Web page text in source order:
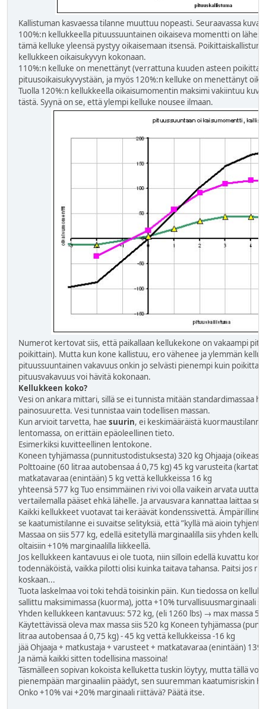
Kallistuman kasvaessa tilanne muuttuu nopeasti. Seuraavassa
100%:n kellukkeella pituussuuntainen oikaiseva momentti on lähes
tämä kelluke yleensä pystyy oikaisemaan itsensä.
kellukkeen oikaisukyvyn kokonaan.
110%:n kelluke on menettänyt (verrattuna kuuden asteen
pituusoikaisukyvystään, ja myös 120%:n kelluke on menettänyt
Tuolla 120%:n kellukkeella oikaisumomentin maksimi vakiintuu
tästä. Syynä on se, että ylempi kelluke nousee ilmaan.
Numerot kertovat siis, että paikallaan kellukekone on vakaampi
poikittain). Mutta kun kone kallistuu, ero vähenee ja ylemmän
pituussuuntainen vakavuus onkin jo selvästi pienempi kuin
pituusvakavuus voi hävitä kokonaan.
Kellukkeen koko?
Vesi on ankara mittari, sillä se ei tunnista mitään standardimassaa
painosuuretta. Vesi tunnistaa vain todellisen massan.
Kun arvioit tarvetta, hae suurin, ei keskimääräistä
lentomassa, on erittäin epäoleellinen tieto.
Esimerkiksi kuvitteellinen lentokone.
Koneen tyhjämassa (punnitustodistuksesta) 320 kg Ohjaaja
Polttoaine (60 litraa autobensaa á 0,75 kg) 45 kg varusteita (kartat,
matkatavaraa (enintään) 5 kg vettä kellukkeissa 16 kg
yhteensä 577 kg Tuo ensimmäinen rivi voi olla vaikein arvata uutta
vertailemalla pääset ehkä lähelle. Ja arvausvara kannattaa laittaa
Kaikki kellukkeet vuotavat tai keräävät kondenssivettä.
se kaatumistilanne ei suvaitse selityksiä, että ”kyllä mä aioin
Massaa on siis 577 kg, edellä esitetyllä marginaalilla siis yhden
oltaisiin +10% marginaalilla liikkeellä.
Jos kellukkeen kantavuus ei ole tuota, niin silloin edellä kuvattu
todennäköistä, vaikka pilotti olisi kuinka taitava tahansa. Paitsi jos
koskaan...
Tuota laskelmaa voi toki tehdä toisinkin päin. Kun tiedossa on
sallittu maksimimassa (kuorma), jotta +10% turvallisuusmarginaali
Yhden kellukkeen kantavuus: 572 kg, (eli 1260 lbs) → max massa
Käytettävissä oleva max massa siis 520 kg Koneen tyhjämassa
litraa autobensaa á 0,75 kg) - 45 kg vettä kellukkeissa -16 kg
jää Ohjaaja + matkustaja + varusteet + matkatavaraa (enintään) 139
Ja nämä kaikki sitten todellisina massoina!
Täsmälleen sopivan kokoista kelluketta tuskin löytyy, mutta tällä
pienempään marginaaliin päädyt, sen suuremman kaatumisriskin
Onko +10% vai +20% marginaali riittävä? Päätä itse.